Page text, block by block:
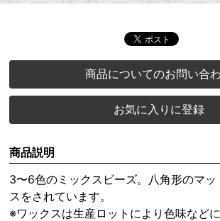
商品についてのお問い合
お気に入りに登録
商品説明
3〜6色のミックスビーズ。八角形のマッ
スをされています。
※ワックスは生産ロットにより色味などに